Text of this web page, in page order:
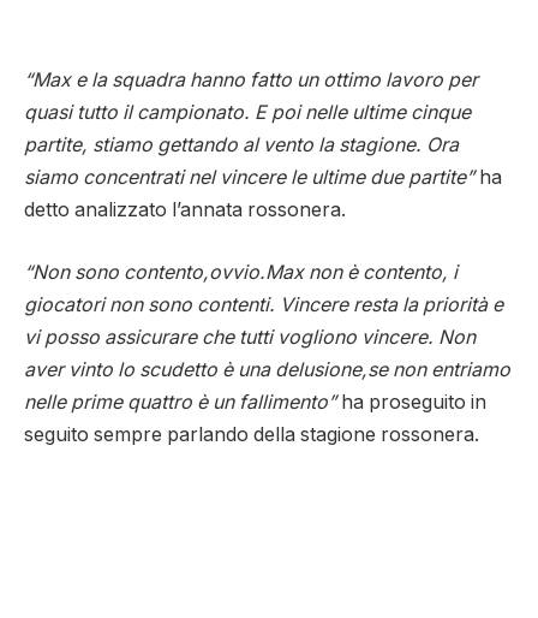
“Max e la squadra hanno fatto un ottimo lavoro per
quasi tutto il campionato. E poi nelle ultime cinque
partite, stiamo gettando al vento la stagione. Ora
siamo concentrati nel vincere le ultime due partite”ha
detto analizzato l’annata rossonera.
“Non sono contento,ovvio.Max non è contento, i
giocatori non sono contenti. Vincere resta la priorità e
vi posso assicurare che tutti vogliono vincere. Non
aver vinto lo scudetto è una delusione,se non entriamo
nelle prime quattro è un fallimento”ha proseguito in
seguito sempre parlando della stagione rossonera.